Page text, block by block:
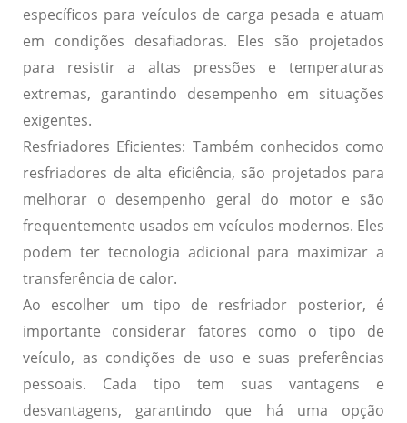
específicos para veículos de carga pesada e atuam
em condições desafiadoras. Eles são projetados
para resistir a altas pressões e temperaturas
extremas, garantindo desempenho em situações
exigentes.
Resfriadores Eficientes: Também conhecidos como
resfriadores de alta eficiência, são projetados para
melhorar o desempenho geral do motor e são
frequentemente usados em veículos modernos. Eles
podem ter tecnologia adicional para maximizar a
transferência de calor.
Ao escolher um tipo de resfriador posterior, é
importante considerar fatores como o tipo de
veículo, as condições de uso e suas preferências
pessoais. Cada tipo tem suas vantagens e
desvantagens, garantindo que há uma opção